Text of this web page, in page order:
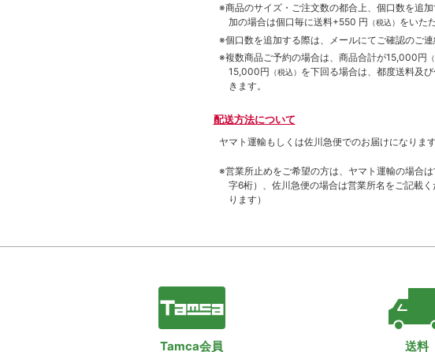
※商品のサイズ・ご注文数の都合上、個口数を追
加の場合は個口毎に送料+550 円 （税込） をいた
※個口数を追加する際は、メールにてご確認のご連
※複数商品ご予約の場合は、商品合計が15,000円
15,000円 （税込） を下回る場合は、都度送料及
きます。
配送方法について
ヤマト運輸もしくは佐川急便でのお届けになります
※営業所止めをご希望の方は、ヤマト運輸の場合
字6桁）、佐川急便の場合は営業所名をご記載
ります）
Tamca会員 送料